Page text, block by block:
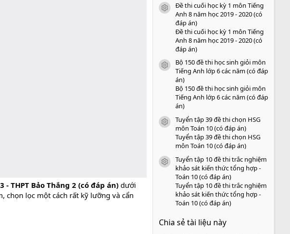
THPT Bảo Thắng 2 (có đáp án) dưới
chọn lọc một cách rất kỹ lưỡng và cẩn
icon tài liệu
Đề thi cuối học kỳ 1 môn Tiếng
Anh 8 năm học 2019 - 2020 (có
đáp án)
Đề thi cuối học kỳ 1 môn Tiếng
Anh 8 năm học 2019 - 2020 (có
đáp án)
icon tài liệu
Bộ 150 đề thi học sinh giỏi môn
Tiếng Anh lớp 6 các năm (có đáp
án)
Bộ 150 đề thi học sinh giỏi môn
Tiếng Anh lớp 6 các năm (có đáp
án)
icon tài liệu
Tuyển tập 39 đề thi chọn HSG
môn Toán 10 (có đáp án)
Tuyển tập 39 đề thi chọn HSG
môn Toán 10 (có đáp án)
icon tài liệu
Tuyển tập 10 đề thi trắc nghiệm
khảo sát kiến thức tổng hợp -
Toán 10 (có đáp án)
Tuyển tập 10 đề thi trắc nghiệm
khảo sát kiến thức tổng hợp -
Toán 10 (có đáp án)
Chia sẻ tài liệu này